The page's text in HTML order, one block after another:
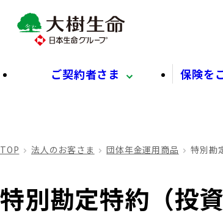
ご契約者さま 保険を
TOP 法人のお客さま 団体年金運用商品 特別勘
特別勘定特約（投